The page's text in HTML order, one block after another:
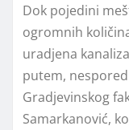
Dok pojedini
ogromnih
uradjena
putem,
Gradjevinskog
Samarkanović,